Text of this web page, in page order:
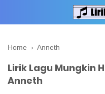
Home › Anneth
Lirik Lagu Mungkin
Anneth